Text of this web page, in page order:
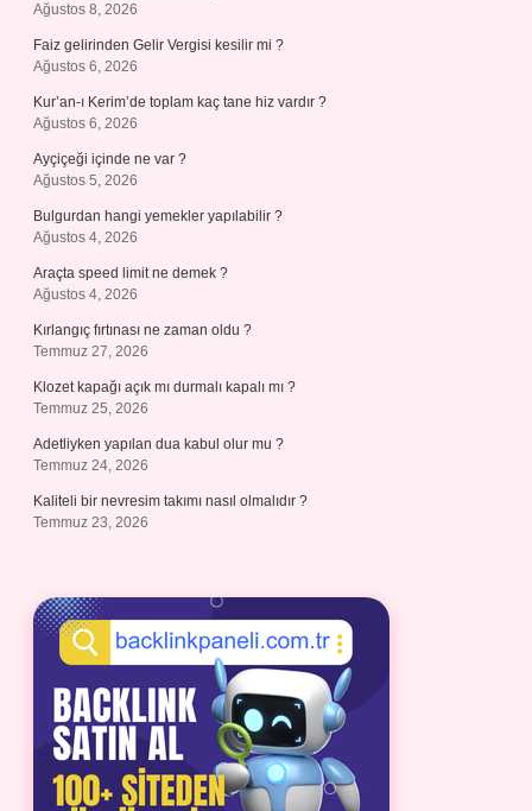
Ağustos 8, 2026
Faiz gelirinden Gelir Vergisi kesilir mi ?
Ağustos 6, 2026
Kur’an-ı Kerim’de toplam kaç tane hiz vardır ?
Ağustos 6, 2026
Ayçiçeği içinde ne var ?
Ağustos 5, 2026
Bulgurdan hangi yemekler yapılabilir ?
Ağustos 4, 2026
Araçta speed limit ne demek ?
Ağustos 4, 2026
Kırlangıç fırtınası ne zaman oldu ?
Temmuz 27, 2026
Klozet kapağı açık mı durmalı kapalı mı ?
Temmuz 25, 2026
Adetliyken yapılan dua kabul olur mu ?
Temmuz 24, 2026
Kaliteli bir nevresim takımı nasıl olmalıdır ?
Temmuz 23, 2026